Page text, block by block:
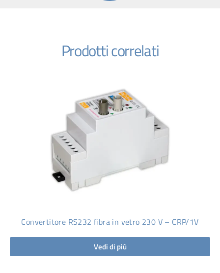
Prodotti correlati
Convertitore RS232 fibra in vetro 230 V – CRP/1V
Vedi di più